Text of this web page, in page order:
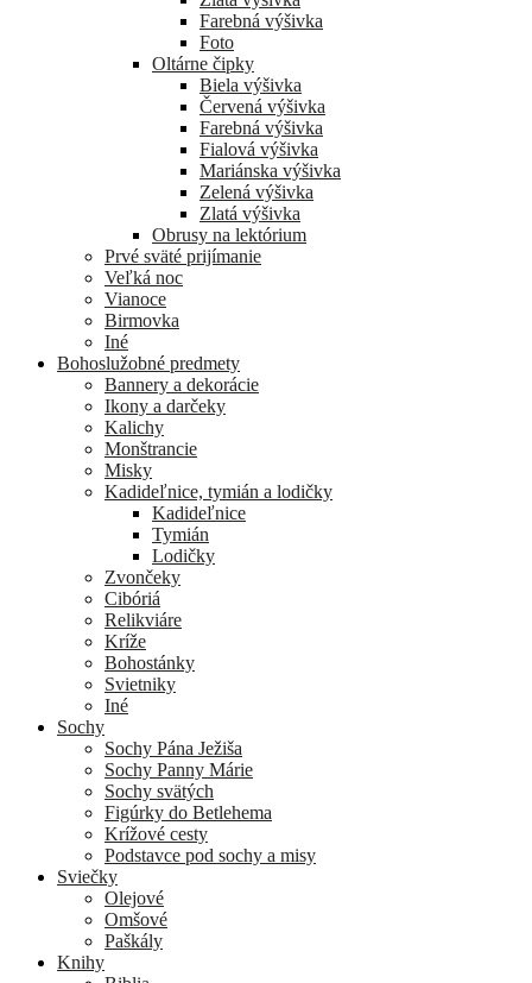
Farebná výšivka
Foto
Oltárne čipky
Biela výšivka
Červená výšivka
Farebná výšivka
Fialová výšivka
Mariánska výšivka
Zelená výšivka
Zlatá výšivka
Obrusy na lektórium
Prvé sväté prijímanie
Veľká noc
Vianoce
Birmovka
Iné
Bohoslužobné predmety
Bannery a dekorácie
Ikony a darčeky
Kalichy
Monštrancie
Misky
Kadideľnice, tymián a lodičky
Kadideľnice
Tymián
Lodičky
Zvončeky
Cibóriá
Relikviáre
Kríže
Bohostánky
Svietniky
Iné
Sochy
Sochy Pána Ježiša
Sochy Panny Márie
Sochy svätých
Figúrky do Betlehema
Krížové cesty
Podstavce pod sochy a misy
Sviečky
Olejové
Omšové
Paškály
Knihy